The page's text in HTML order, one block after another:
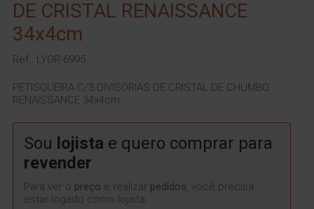
DE CRISTAL RENAISSANCE
34x4cm
Ref.: LYOR-6995
PETISQUEIRA C/3 DIVISÓRIAS DE CRISTAL DE CHUMBO
RENAISSANCE 34x4cm
Sou lojista e quero comprar para
revender
Para ver o preço e realizar pedidos, você precisa
estar logado como lojista.